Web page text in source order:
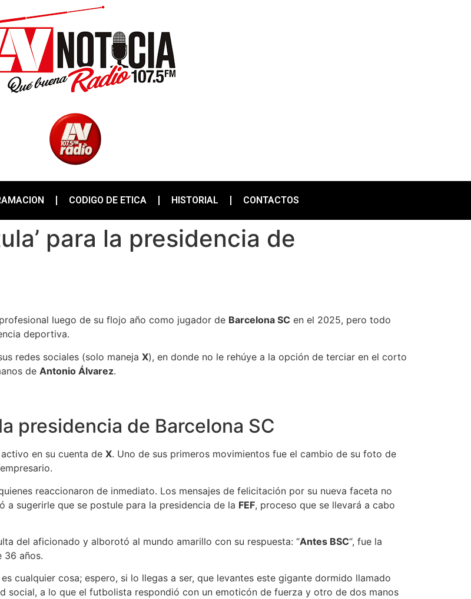
CODIGO DE ETICA HISTORIAL CONTACTOS
para la presidencia de
luego de su flojo año como jugador de Barcelona SC en el 2025, pero todo
deportiva.
redes sociales (solo maneja X), en donde no le rehúye a la opción de terciar en el corto
de Antonio Álvarez.
presidencia de Barcelona SC
en su cuenta de X. Uno de sus primeros movimientos fue el cambio de su foto de
reaccionaron de inmediato. Los mensajes de felicitación por su nueva faceta no
a sugerirle que se postule para la presidencia de la FEF, proceso que se llevará a cabo
del aficionado y alborotó al mundo amarillo con su respuesta: “Antes BSC“, fue la
36 años.
cualquier cosa; espero, si lo llegas a ser, que levantes este gigante dormido llamado
social, a lo que el futbolista respondió con un emoticón de fuerza y otro de dos manos